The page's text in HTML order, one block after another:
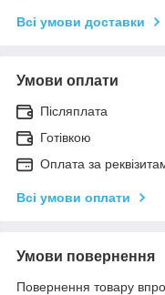
Всі умови доставки
Умови оплати
Післяплата
Готівкою
Оплата за
Всі умови оплати
Умови повернення
Повернення товару